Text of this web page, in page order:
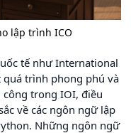
lập trình ICO
tế như International
trình phong phú và
trong IOI, điều
về các ngôn ngữ lập
Những ngôn ngữ